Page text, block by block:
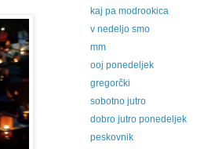
kaj pa modrookica
v nedeljo smo
mm
ooj ponedeljek
gregorčki
sobotno jutro
dobro jutro ponedeljek
peskovnik